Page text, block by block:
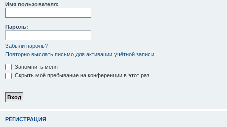
Имя пользователя:
Пароль:
Забыли пароль?
Повторно выслать письмо для активации учётной записи
Запомнить меня
Скрыть моё пребывание на конференции в этот раз
РЕГИСТРАЦИЯ